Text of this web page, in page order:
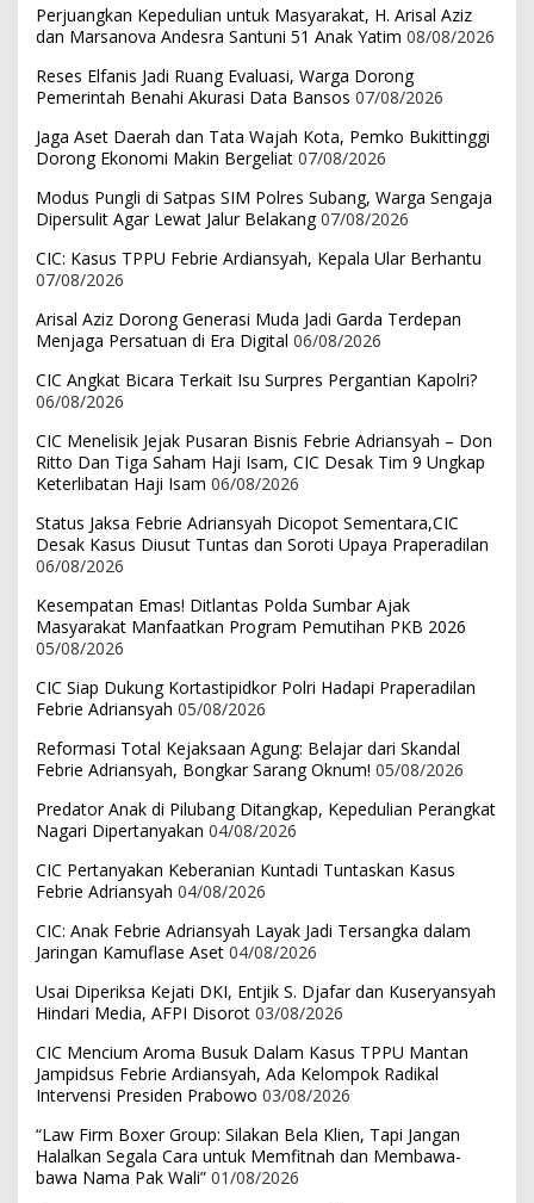
Perjuangkan Kepedulian untuk Masyarakat, H. Arisal Aziz
dan Marsanova Andesra Santuni 51 Anak Yatim 08/08/2026
Reses Elfanis Jadi Ruang Evaluasi, Warga Dorong
Pemerintah Benahi Akurasi Data Bansos 07/08/2026
Jaga Aset Daerah dan Tata Wajah Kota, Pemko Bukittinggi
Dorong Ekonomi Makin Bergeliat 07/08/2026
Modus Pungli di Satpas SIM Polres Subang, Warga Sengaja
Dipersulit Agar Lewat Jalur Belakang 07/08/2026
CIC: Kasus TPPU Febrie Ardiansyah, Kepala Ular Berhantu
07/08/2026
Arisal Aziz Dorong Generasi Muda Jadi Garda Terdepan
Menjaga Persatuan di Era Digital 06/08/2026
CIC Angkat Bicara Terkait Isu Surpres Pergantian Kapolri?
06/08/2026
CIC Menelisik Jejak Pusaran Bisnis Febrie Adriansyah – Don
Ritto Dan Tiga Saham Haji Isam, CIC Desak Tim 9 Ungkap
Keterlibatan Haji Isam 06/08/2026
Status Jaksa Febrie Adriansyah Dicopot Sementara,CIC
Desak Kasus Diusut Tuntas dan Soroti Upaya Praperadilan
06/08/2026
Kesempatan Emas! Ditlantas Polda Sumbar Ajak
Masyarakat Manfaatkan Program Pemutihan PKB 2026
05/08/2026
CIC Siap Dukung Kortastipidkor Polri Hadapi Praperadilan
Febrie Adriansyah 05/08/2026
Reformasi Total Kejaksaan Agung: Belajar dari Skandal
Febrie Adriansyah, Bongkar Sarang Oknum! 05/08/2026
Predator Anak di Pilubang Ditangkap, Kepedulian Perangkat
Nagari Dipertanyakan 04/08/2026
CIC Pertanyakan Keberanian Kuntadi Tuntaskan Kasus
Febrie Adriansyah 04/08/2026
CIC: Anak Febrie Adriansyah Layak Jadi Tersangka dalam
Jaringan Kamuflase Aset 04/08/2026
Usai Diperiksa Kejati DKI, Entjik S. Djafar dan Kuseryansyah
Hindari Media, AFPI Disorot 03/08/2026
CIC Mencium Aroma Busuk Dalam Kasus TPPU Mantan
Jampidsus Febrie Ardiansyah, Ada Kelompok Radikal
Intervensi Presiden Prabowo 03/08/2026
“Law Firm Boxer Group: Silakan Bela Klien, Tapi Jangan
Halalkan Segala Cara untuk Memfitnah dan Membawa-
bawa Nama Pak Wali” 01/08/2026